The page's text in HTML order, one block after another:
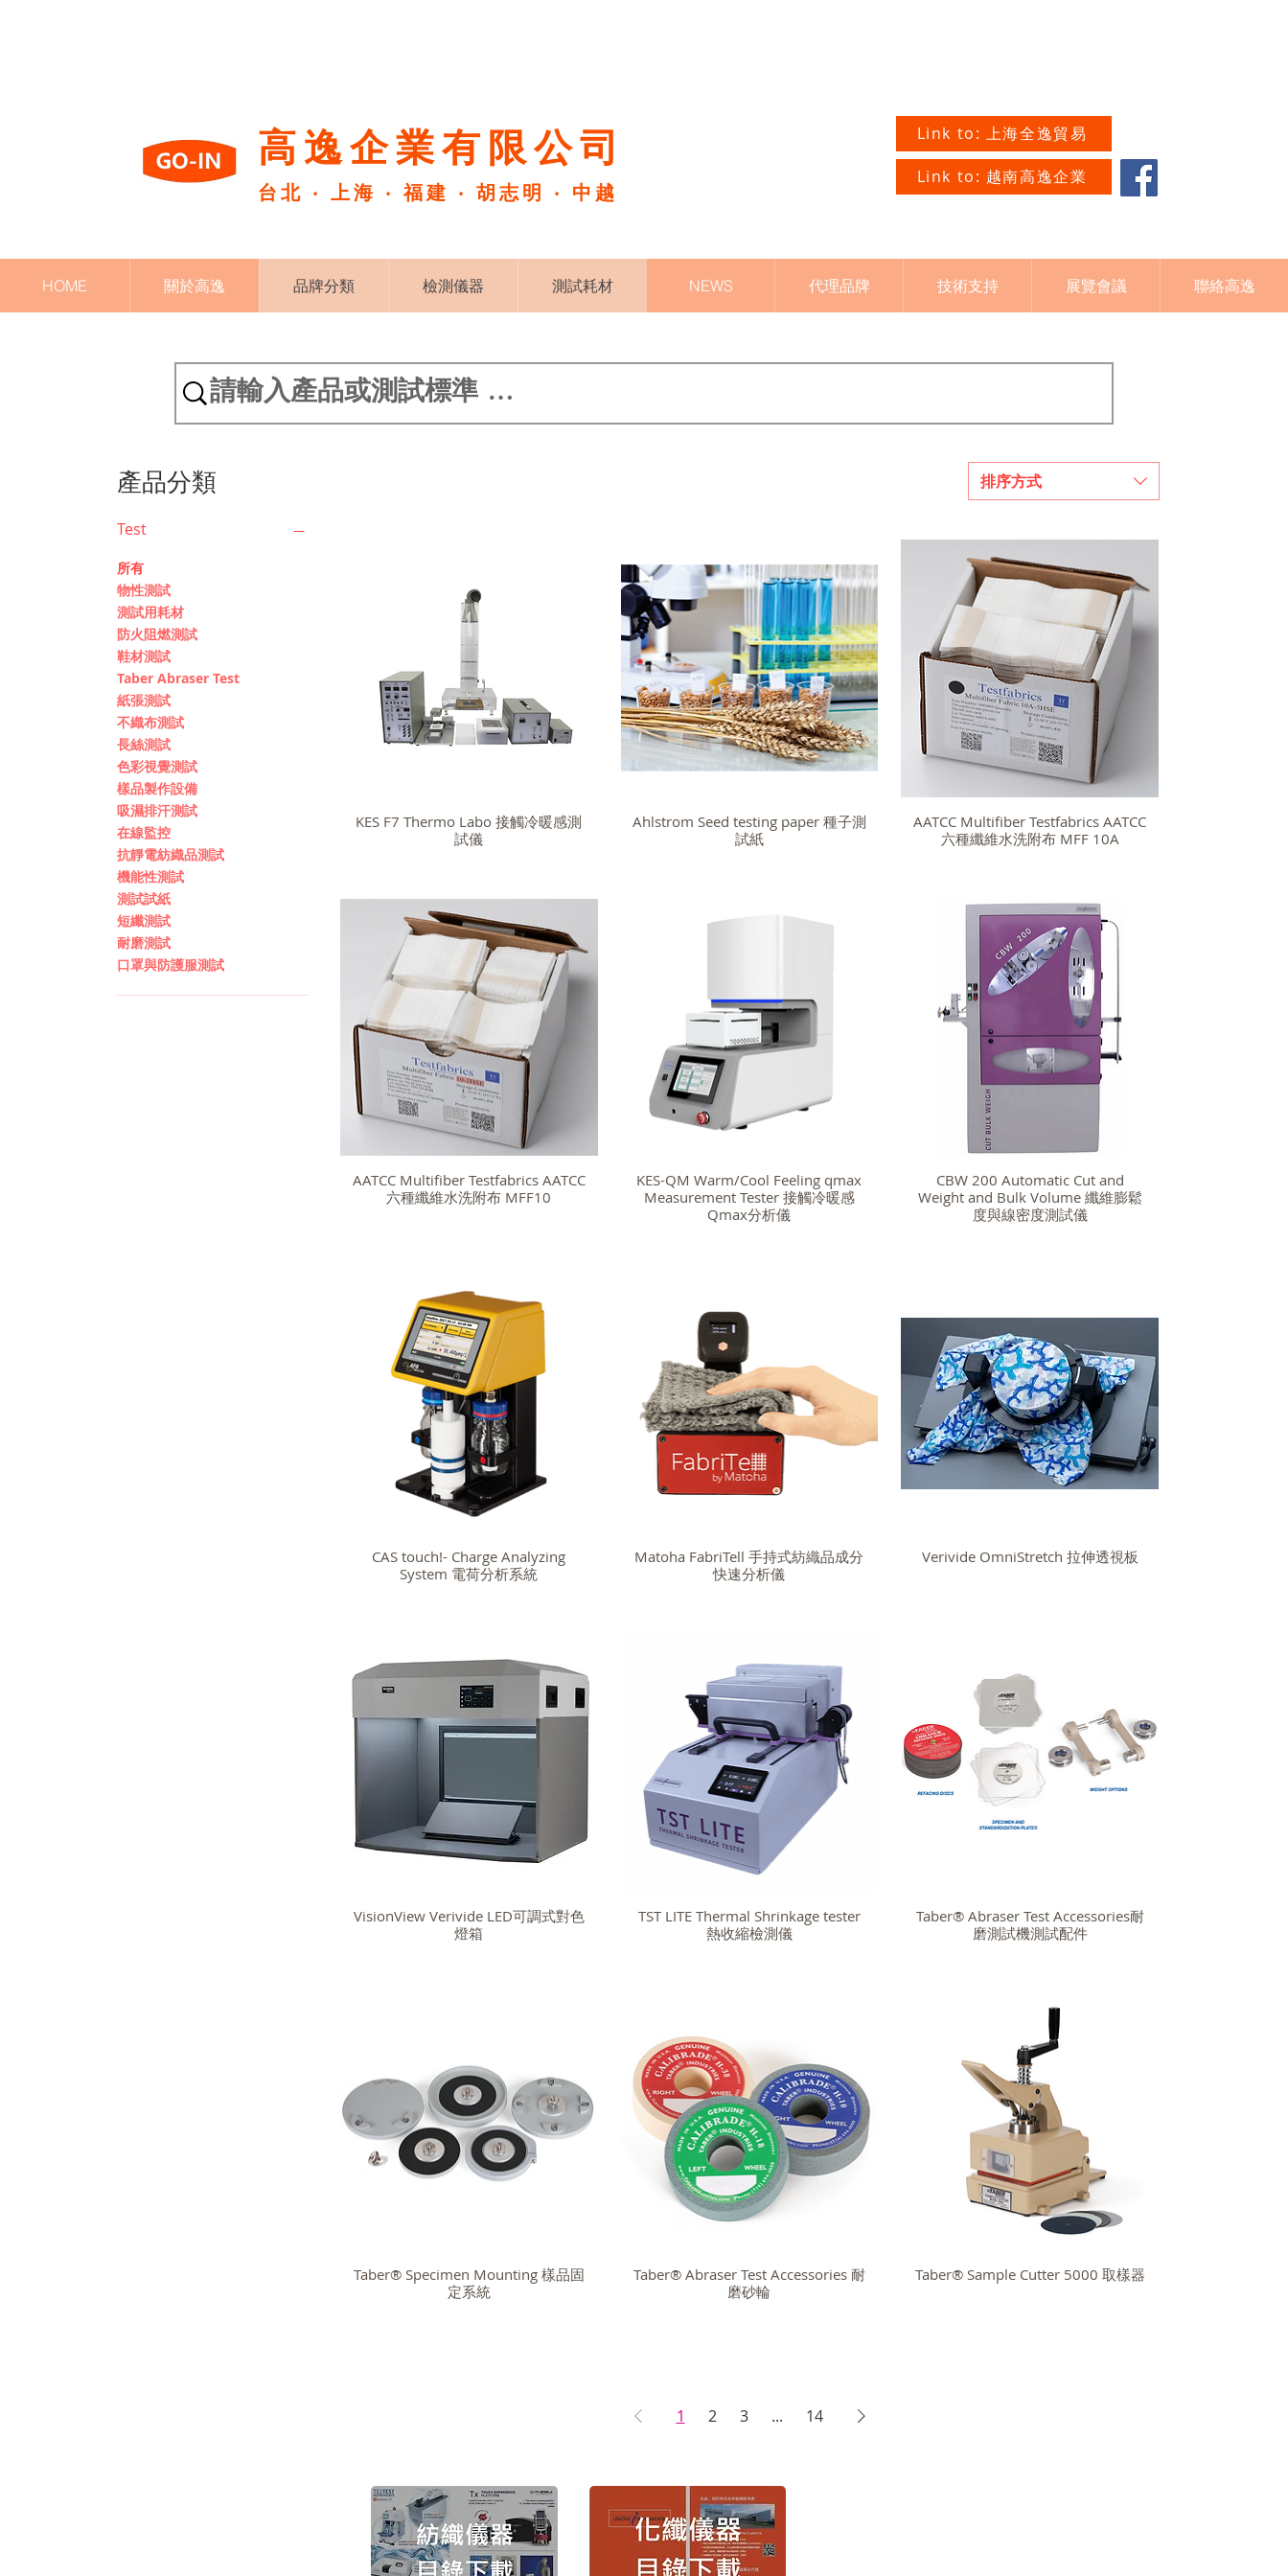
高逸企業有限公司​
台北 ‧ 上海 ‧ 福建 ‧ 胡志明 ‧ 中越
Link to: 上海全逸貿易
Link to: 越南高逸企業
HOME 關於高逸 品牌分類 檢測儀器 測試耗材 NEWS 代理品牌 技術支持 展覽會議 聯絡高逸
產品分類
Test
所有
物性測試
測試用耗材
防火阻燃測試
鞋材測試
Taber Abraser Test
紙張測試
不織布測試
長絲測試
色彩視覺測試
樣品製作設備
吸濕排汗測試
在線監控
抗靜電紡織品測試
機能性測試
測試試紙
短纖測試
耐磨測試
口罩與防護服測試
排序方式
KES F7 Thermo Labo 接觸冷暖感測
試儀
Ahlstrom Seed testing paper 種子測
試紙
AATCC Multifiber Testfabrics AATCC
六種纖維水洗附布 MFF 10A
AATCC Multifiber Testfabrics AATCC
六種纖維水洗附布 MFF10
KES-QM Warm/Cool Feeling qmax
Measurement Tester 接觸冷暖感
Qmax分析儀
CBW 200 Automatic Cut and
Weight and Bulk Volume 纖維膨鬆
度與線密度測試儀
CAS touch!- Charge Analyzing
System 電荷分析系統
Matoha FabriTell 手持式紡織品成分
快速分析儀
Verivide OmniStretch 拉伸透視板
VisionView Verivide LED可調式對色
燈箱
TST LITE Thermal Shrinkage tester
熱收縮檢測儀
Taber® Abraser Test Accessories耐
磨測試機測試配件
Taber® Specimen Mounting 樣品固
定系統
Taber® Abraser Test Accessories 耐
磨砂輪
Taber® Sample Cutter 5000 取樣器
1 2 3 ... 14